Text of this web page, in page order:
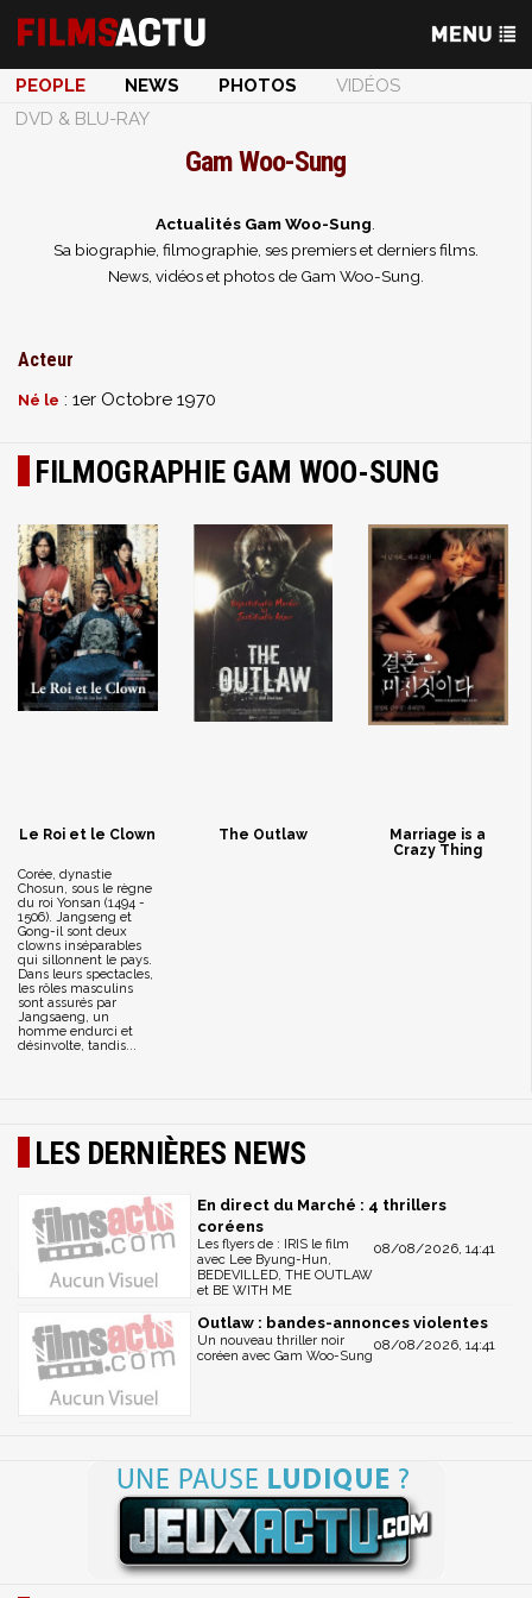
PEOPLE NEWS PHOTOS
VIDÉOS
DVD & BLU-RAY
Gam Woo-Sung
Actualités Gam Woo-Sung
Sa biographie, filmographie, ses premiers et derniers films.
News, vidéos et photos de Gam Woo-Sung.
Acteur
Né le : 1er Octobre 1970
FILMOGRAPHIE GAM WOO-SUNG
Le Roi et le Clown
Corée, dynastie
Chosun, sous le règne
du roi Yonsan (1494 -
1506). Jangseng et
Gong-il sont deux
clowns inséparables
qui sillonnent le pays.
Dans leurs spectacles,
les rôles masculins
sont assurés par
Jangsaeng, un
homme endurci et
désinvolte, tandis...
The Outlaw
Marriage is a
Crazy Thing
LES DERNIÈRES NEWS
En direct du Marché : 4 thrillers
coréens
08/08/2026, 14:41
Les flyers de : IRIS le film
avec Lee Byung-Hun,
BEDEVILLED, THE OUTLAW
et BE WITH ME
Outlaw : bandes-annonces violentes
08/08/2026, 14:41
Un nouveau thriller noir
coréen avec Gam Woo-Sung